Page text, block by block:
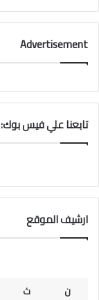
Advertisement
تابعنا علي فيس بوك:
ارشيف الموقع
ن
ث